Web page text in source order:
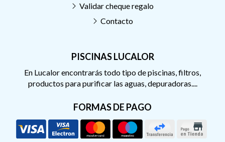
PISCINAS LUCALOR
En Lucalor encontrarás todo tipo de piscinas, filtros,
productos para purificar las aguas, depuradoras....
FORMAS DE PAGO
Validar cheque regalo
Contacto